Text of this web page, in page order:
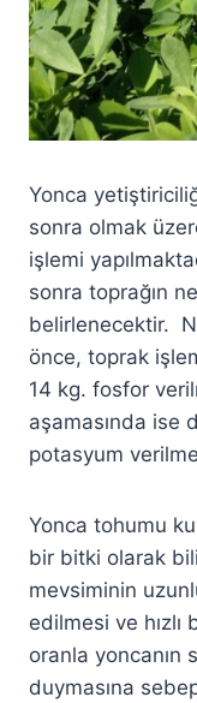
Yonca
sonra olmak
işlemi
sonra toprağın
belirlenecektir.
önce, toprak
14 kg. fosfor
aşamasında ise
potasyum
Yonca tohumu
bir bitki olarak
mevsiminin
edilmesi ve
oranla yoncanın
duymasına